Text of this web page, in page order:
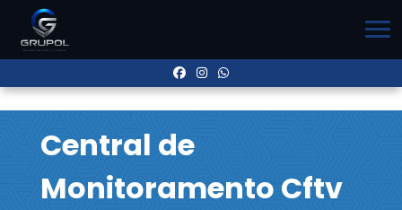
Central de
Monitoramento Cftv